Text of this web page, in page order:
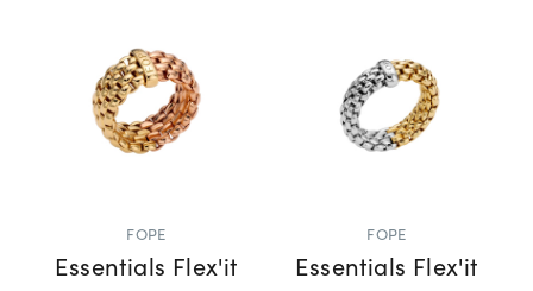
FOPE
Essentials Flex'it
FOPE
Essentials Flex'it